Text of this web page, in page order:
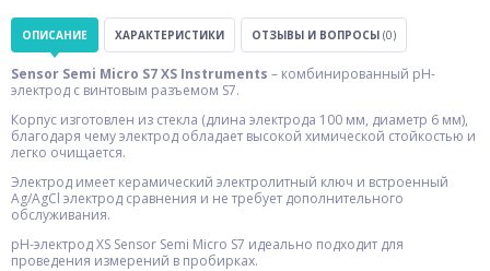
ОПИСАНИЕ ХАРАКТЕРИСТИКИ ОТЗЫВЫ И ВОПРОСЫ (0)
Sensor Semi Micro S7 XS Instruments – комбинированный pH-
электрод с винтовым разъемом S7.
Корпус изготовлен из стекла (длина электрода 100 мм, диаметр 6 мм),
благодаря чему электрод обладает высокой химической стойкостью и
легко очищается.
Электрод имеет керамический электролитный ключ и встроенный
Ag/AgCl электрод сравнения и не требует дополнительного
обслуживания.
pH-электрод XS Sensor Semi Micro S7 идеально подходит для
проведения измерений в пробирках.